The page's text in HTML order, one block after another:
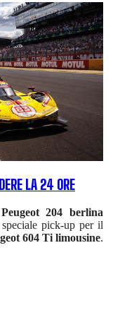
LA 24 ORE
Peugeot 204 berlina
pick-up per il
604 Ti limousine.